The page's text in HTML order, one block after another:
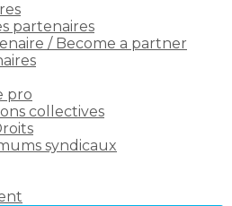
partenaires
/ Become a partner
pro
collectives
syndicaux